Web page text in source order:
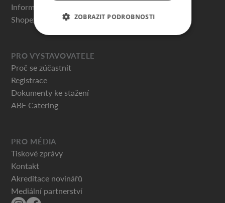
Informace pro návštěvníky
Shopex.cz
PRO VYSTAVOVATELE
Proč se zúčastnit
Registrace
Dokumenty ke stažení
ABF Catering
PRO MÉDIA
Tiskové zprávy
Kontakt
Akreditace novinářů
Mediální partnerství
ZOBRAZIT PODROBNOSTI